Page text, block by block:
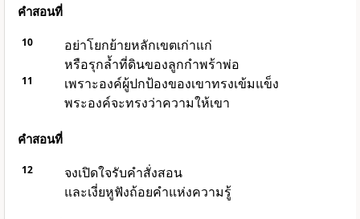
คำสอนที่
10
อย่าโยกย้ายหลักเขตเก่าแก่
หรือรุกล้ำที่ดินของลูกกำพร้าพ่อ
11
เพราะองค์ผู้ปกป้องของเขาทรงเข้มแข็ง
พระองค์จะทรงว่าความให้เขา
คำสอนที่
12
จงเปิดใจรับคำสั่งสอน
และเงี่ยหูฟังถ้อยคำแห่งความรู้